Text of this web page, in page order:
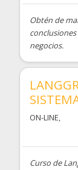
Obtén de
negocios.
ON-LINE,
Curso de